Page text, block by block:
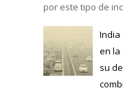
por este tipo de
India
en la
su